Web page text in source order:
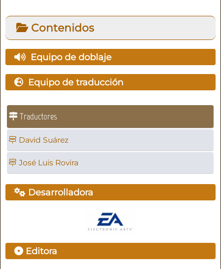
Contenidos
Equipo de doblaje
Equipo de traducción
Traductores
David Suárez
José Luis Rovira
Desarrolladora
Editora